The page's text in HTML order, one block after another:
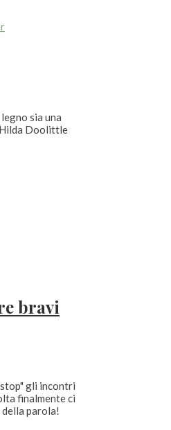
sia una
Hilda Doolittle
bravi
gli incontri
finalmente ci
parola!